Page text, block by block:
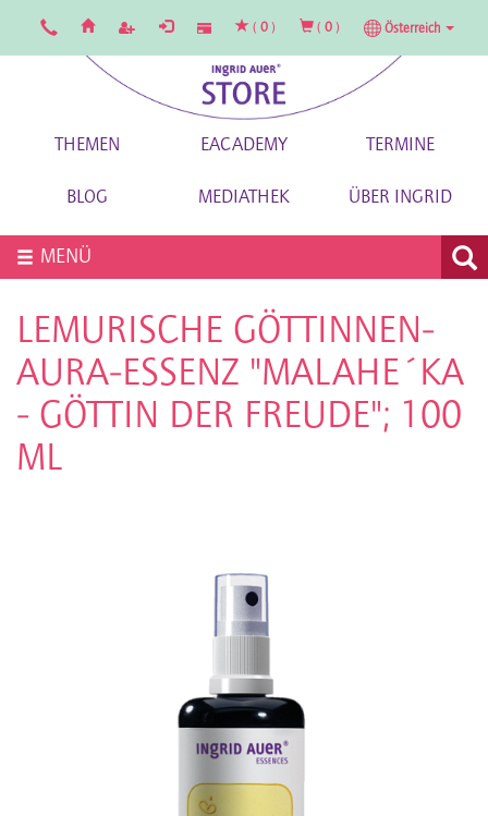
( 0 ) ( 0 ) Österreich
THEMEN EACADEMY TERMINE
BLOG MEDIATHEK ÜBER INGRID
MENÜ
LEMURISCHE GÖTTINNEN-
AURA-ESSENZ "MALAHE´KA
- GÖTTIN DER FREUDE"; 100
ML